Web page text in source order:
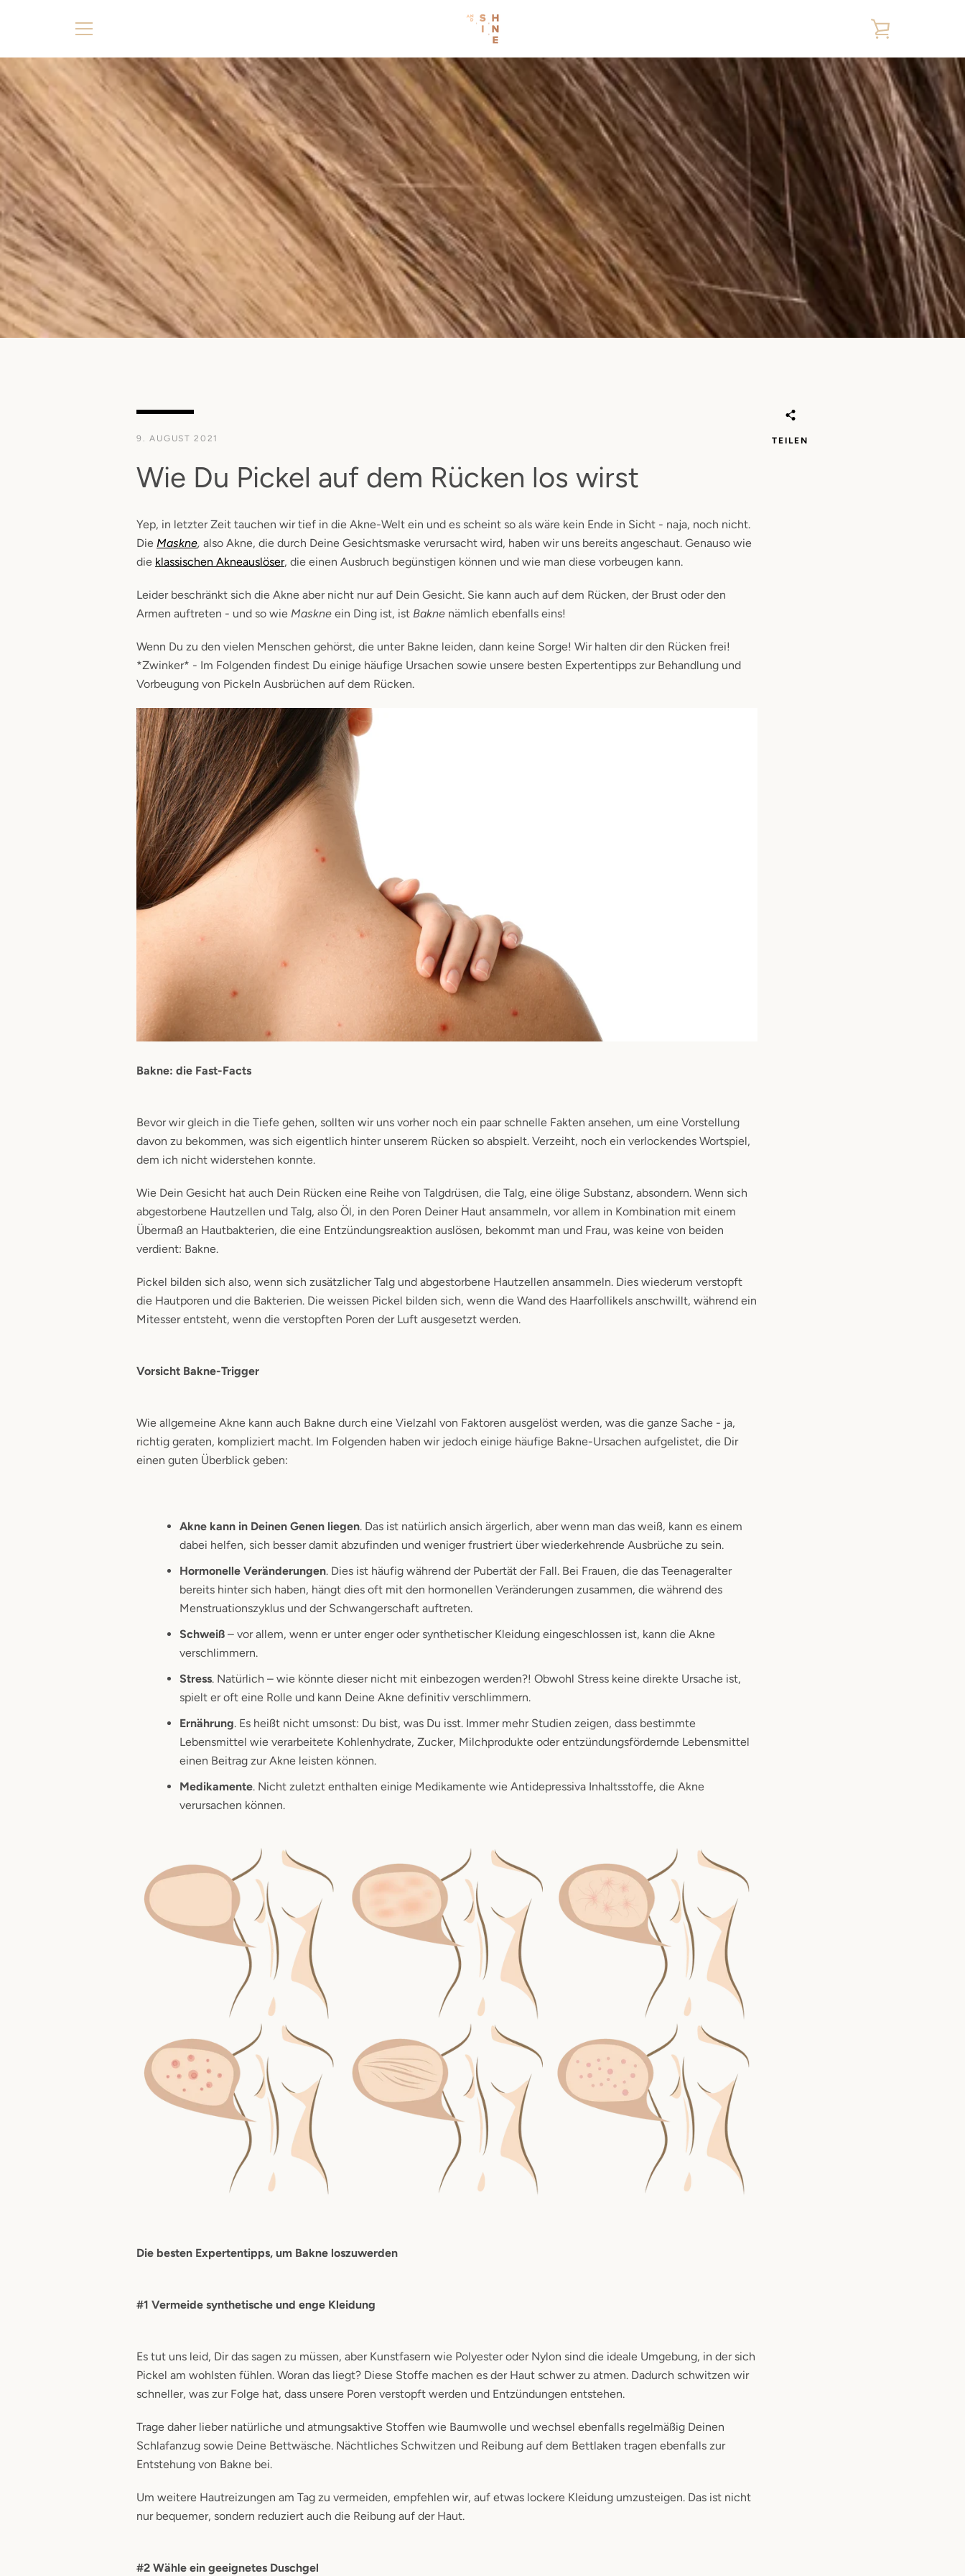
EINSEHEN
9. AUGUST 2021
Wie Du Pickel auf dem Rücken los wirst
Yep, in letzter Zeit tauchen wir tief in die Akne-Welt ein und es scheint so als wäre kein Ende in Sicht - naja, noch nicht.
DieMaskne,also Akne, die durch Deine Gesichtsmaske verursacht wird, haben wir uns bereits angeschaut. Genauso wie
die klassischen Akneauslöser, die einen Ausbruch begünstigen können und wie man diese vorbeugen kann.
Leider beschränkt sich die Akne aber nicht nur auf Dein Gesicht. Sie kann auch auf dem Rücken, der Brust oder den
Armen auftreten - und so wie Maskne ein Ding ist, ist Bakne nämlich ebenfalls eins!
Wenn Du zu den vielen Menschen gehörst, die unter Bakne leiden, dann keine Sorge! Wir halten dir den Rücken frei!
*Zwinker* - Im Folgenden findest Du einige häufige Ursachen sowie unsere besten Expertentipps zur Behandlung und
Vorbeugung von Pickeln Ausbrüchen auf dem Rücken.
Bakne: die Fast-Facts
Bevor wir gleich in die Tiefe gehen, sollten wir uns vorher noch ein paar schnelle Fakten ansehen, um eine Vorstellung
davon zu bekommen, was sich eigentlich hinter unserem Rücken so abspielt. Verzeiht, noch ein verlockendes Wortspiel,
dem ich nicht widerstehen konnte.
Wie Dein Gesicht hat auch Dein Rücken eine Reihe von Talgdrüsen, die Talg, eine ölige Substanz, absondern. Wenn sich
abgestorbene Hautzellen und Talg, also Öl, in den Poren Deiner Haut ansammeln, vor allem in Kombination mit einem
Übermaß an Hautbakterien, die eine Entzündungsreaktion auslösen, bekommt man und Frau, was keine von beiden
verdient: Bakne.
Pickel bilden sich also, wenn sich zusätzlicher Talg und abgestorbene Hautzellen ansammeln. Dies wiederum verstopft
die Hautporen und die Bakterien. Die weissen Pickel bilden sich, wenn die Wand des Haarfollikels anschwillt, während ein
Mitesser entsteht, wenn die verstopften Poren der Luft ausgesetzt werden.
Vorsicht Bakne-Trigger
Wie allgemeine Akne kann auch Bakne durch eine Vielzahl von Faktoren ausgelöst werden, was die ganze Sache - ja,
richtig geraten, kompliziert macht. Im Folgenden haben wir jedoch einige häufige Bakne-Ursachen aufgelistet, die Dir
einen guten Überblick geben:
Akne kann in Deinen Genen liegen. Das ist natürlich ansich ärgerlich, aber wenn man das weiß, kann es einem
dabei helfen, sich besser damit abzufinden und weniger frustriert über wiederkehrende Ausbrüche zu sein.
Hormonelle Veränderungen. Dies ist häufig während der Pubertät der Fall. Bei Frauen, die das Teenageralter
bereits hinter sich haben, hängt dies oft mit den hormonellen Veränderungen zusammen, die während des
Menstruationszyklus und der Schwangerschaft auftreten.
Schweiß – vor allem, wenn er unter enger oder synthetischer Kleidung eingeschlossen ist, kann die Akne
verschlimmern.
Stress. Natürlich – wie könnte dieser nicht mit einbezogen werden?! Obwohl Stress keine direkte Ursache ist,
spielt er oft eine Rolle und kann Deine Akne definitiv verschlimmern.
Ernährung. Es heißt nicht umsonst: Du bist, was Du isst. Immer mehr Studien zeigen, dass bestimmte
Lebensmittel wie verarbeitete Kohlenhydrate, Zucker, Milchprodukte oder entzündungsfördernde Lebensmittel
einen Beitrag zur Akne leisten können.
Medikamente. Nicht zuletzt enthalten einige Medikamente wie Antidepressiva Inhaltsstoffe, die Akne
verursachen können.
Die besten Expertentipps, um Bakne loszuwerden
#1 Vermeide synthetische und enge Kleidung
Es tut uns leid, Dir das sagen zu müssen, aber Kunstfasern wie Polyester oder Nylon sind die ideale Umgebung, in der sich
Pickel am wohlsten fühlen. Woran das liegt? Diese Stoffe machen es der Haut schwer zu atmen. Dadurch schwitzen wir
schneller, was zur Folge hat, dass unsere Poren verstopft werden und Entzündungen entstehen.
Trage daher lieber natürliche und atmungsaktive Stoffen wie Baumwolle und wechsel ebenfalls regelmäßig Deinen
Schlafanzug sowie Deine Bettwäsche. Nächtliches Schwitzen und Reibung auf dem Bettlaken tragen ebenfalls zur
Entstehung von Bakne bei.
Um weitere Hautreizungen am Tag zu vermeiden, empfehlen wir, auf etwas lockere Kleidung umzusteigen. Das ist nicht
nur bequemer, sondern reduziert auch die Reibung auf der Haut.
#2 Wähle ein geeignetes Duschgel
TEILEN